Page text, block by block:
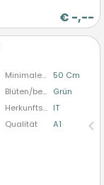
€ -,--
Minimale Stiellänge
50 Cm
Blüten/beere/früchte Farbe 1
Grün
Herkunftsland IT
Qualität
A1
kopen.
Hier